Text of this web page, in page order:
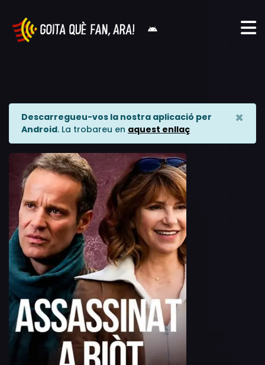
Descarregueu-vos la nostra aplicació per
Android. La trobareu en aquest enllaç
×